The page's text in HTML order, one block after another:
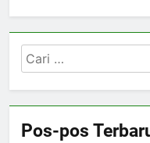
Cari
untuk:
Pos-pos